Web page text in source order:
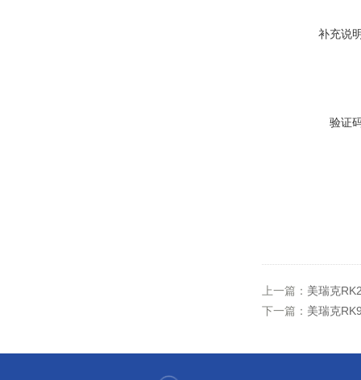
补充说
验证
上一篇： 美瑞克
下一篇： 美瑞克